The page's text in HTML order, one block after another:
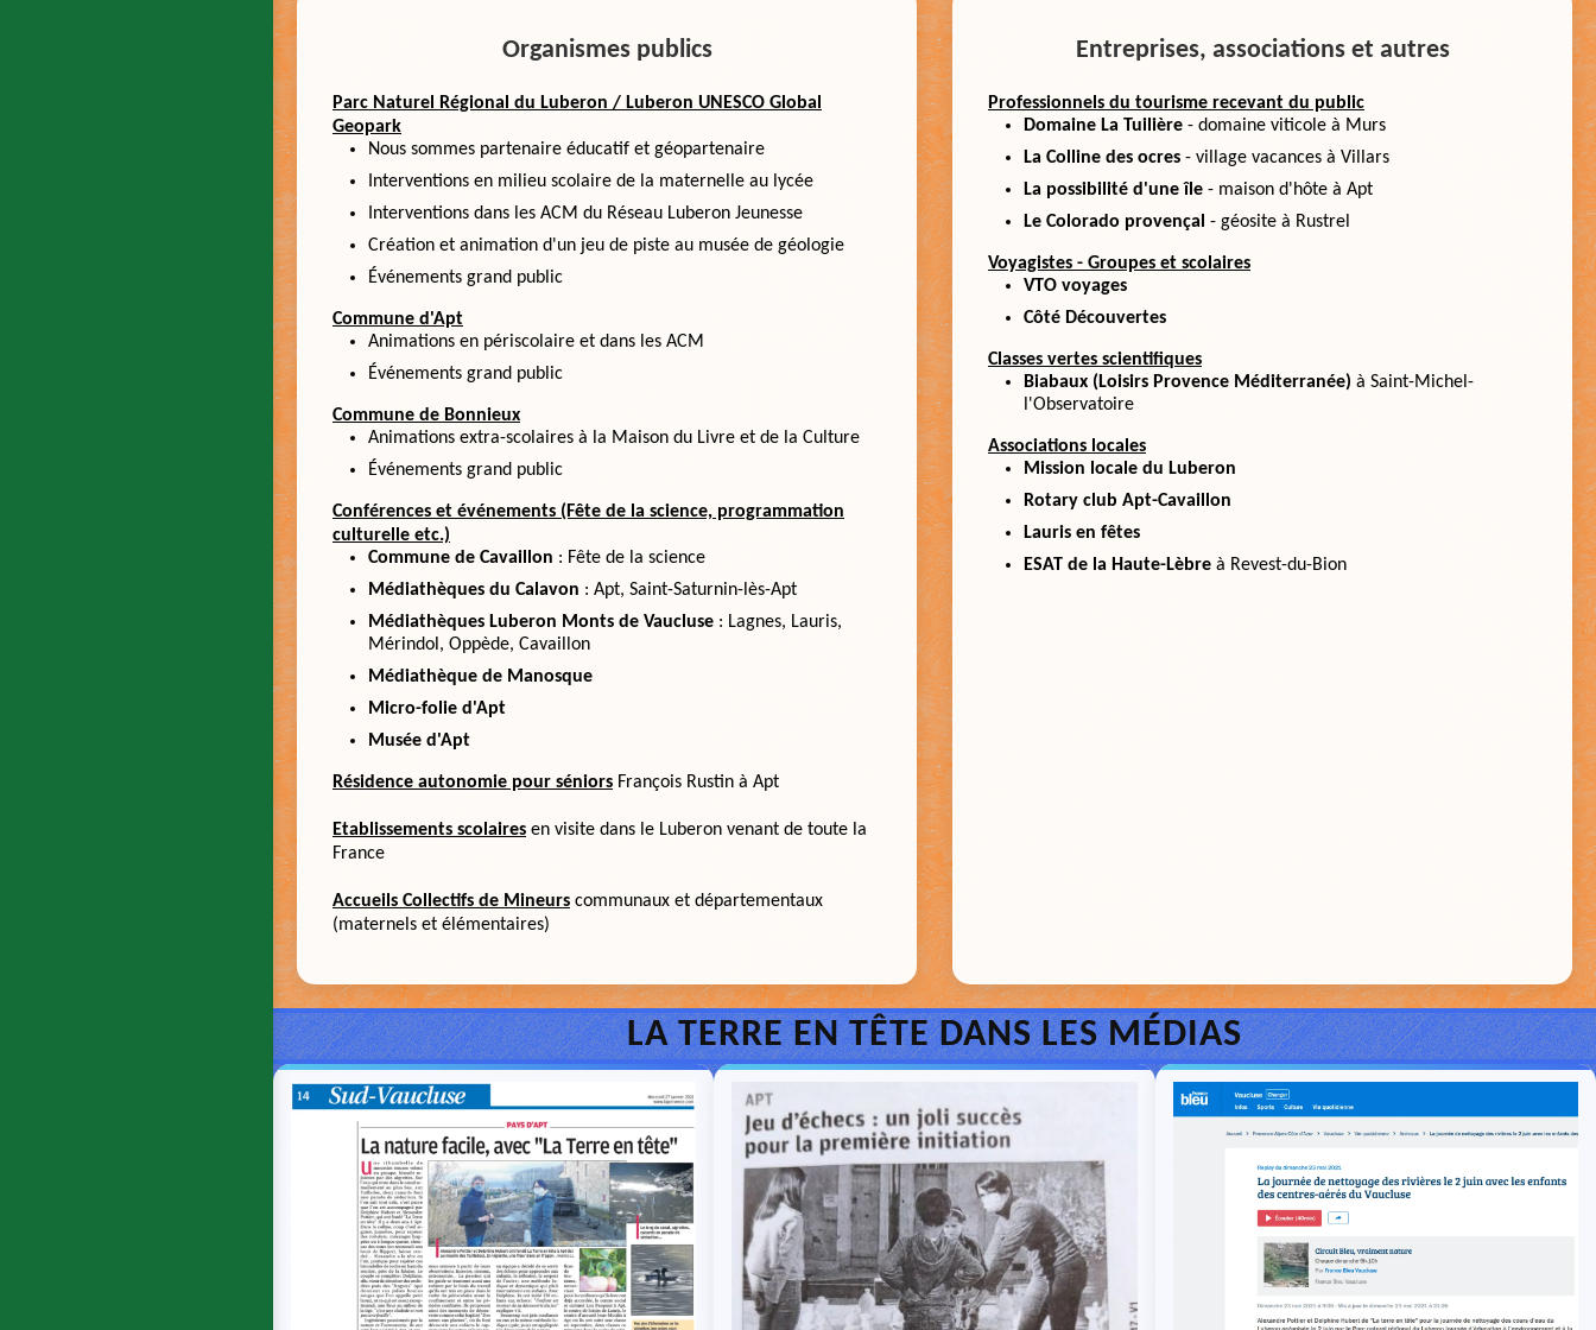
Organismes publics
Parc Naturel Régional du Luberon / Luberon UNESCO Global
Geopark
Nous sommes partenaire éducatif et géopartenaire
Interventions en milieu scolaire de la maternelle au lycée
Interventions dans les ACM du Réseau Luberon Jeunesse
Création et animation d'un jeu de piste au musée de géologie
Événements grand public
Commune d'Apt
Animations en périscolaire et dans les ACM
Événements grand public
Commune de Bonnieux
Animations extra-scolaires à la Maison du Livre et de la Culture
Événements grand public
Conférences et événements (Fête de la science, programmation
culturelle etc.)
Commune de Cavaillon : Fête de la science
Médiathèques du Calavon : Apt, Saint-Saturnin-lès-Apt
Médiathèques Luberon Monts de Vaucluse : Lagnes, Lauris,
Mérindol, Oppède, Cavaillon
Médiathèque de Manosque
Micro-folie d'Apt
Musée d'Apt
Résidence autonomie pour séniors François Rustin à Apt
Etablissements scolaires en visite dans le Luberon venant de toute la
France
Accueils Collectifs de Mineurs communaux et départementaux
(maternels et élémentaires)
Entreprises, associations et autres
Professionnels du tourisme recevant du public
Domaine La Tuilière - domaine viticole à Murs
La Colline des ocres - village vacances à Villars
La possibilité d'une île - maison d'hôte à Apt
Le Colorado provençal - géosite à Rustrel
Voyagistes - Groupes et scolaires
VTO voyages
Côté Découvertes
Classes vertes scientifiques
Biabaux (Loisirs Provence Méditerranée) à Saint-Michel-
l'Observatoire
Associations locales
Mission locale du Luberon
Rotary club Apt-Cavaillon
Lauris en fêtes
ESAT de la Haute-Lèbre à Revest-du-Bion
LA TERRE EN TÊTE DANS LES MÉDIAS